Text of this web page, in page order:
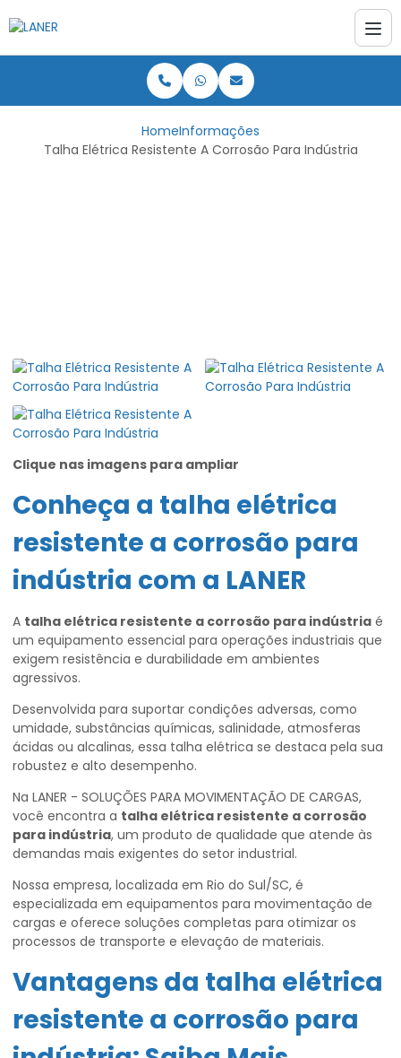
HomeInformações
Talha Elétrica Resistente A Corrosão Para Indústria
Clique nas imagens para ampliar
Conheça a talha elétrica
resistente a corrosão para
indústria com a LANER
A talha elétrica resistente a corrosão para indústria é
um equipamento essencial para operações industriais que
exigem resistência e durabilidade em ambientes
agressivos.
Desenvolvida para suportar condições adversas, como
umidade, substâncias químicas, salinidade, atmosferas
ácidas ou alcalinas, essa talha elétrica se destaca pela sua
robustez e alto desempenho.
Na LANER - SOLUÇÕES PARA MOVIMENTAÇÃO DE CARGAS,
você encontra a talha elétrica resistente a corrosão
para indústria, um produto de qualidade que atende às
demandas mais exigentes do setor industrial.
Nossa empresa, localizada em Rio do Sul/SC, é
especializada em equipamentos para movimentação de
cargas e oferece soluções completas para otimizar os
processos de transporte e elevação de materiais.
Vantagens da talha elétrica
resistente a corrosão para